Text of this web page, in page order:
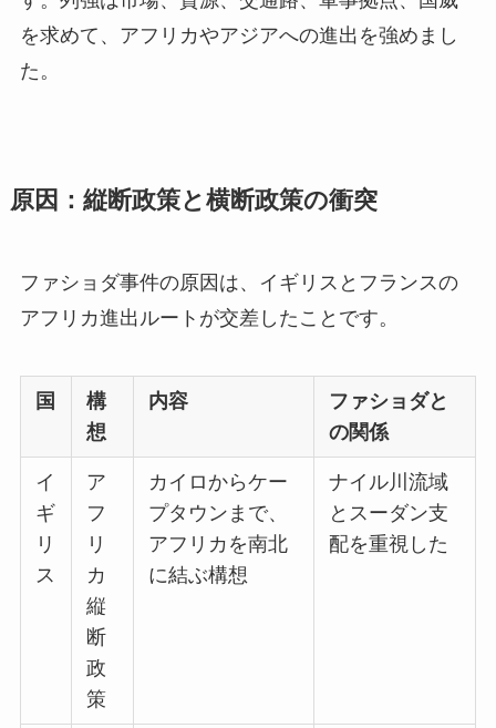
を求めて、アフリカやアジアへの進出を強めまし
た。
原因：縦断政策と横断政策の衝突
ファショダ事件の原因は、イギリスとフランスの
アフリカ進出ルートが交差したことです。
国
構
想
内容
ファショダと
の関係
イ
ギ
リ
ス
ア
フ
リ
カ
縦
断
政
策
カイロからケー
プタウンまで、
アフリカを南北
に結ぶ構想
ナイル川流域
とスーダン支
配を重視した